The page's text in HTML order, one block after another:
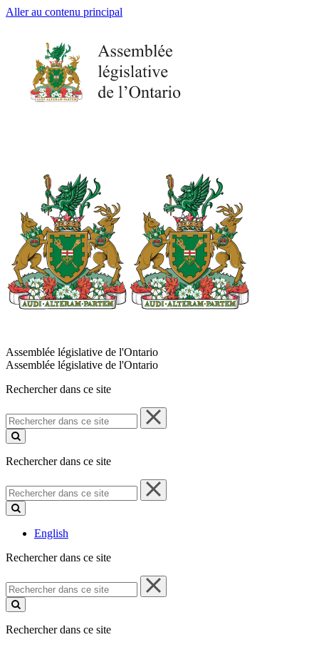
Aller au contenu principal
Assemblée législative de l'Ontario
Assemblée législative de l'Ontario
Rechercher dans ce site
Rechercher
dans
ce
Rechercher dans ce site
Rechercher
dans
ce
English
Rechercher dans ce site
Rechercher
dans
ce
Rechercher dans ce site